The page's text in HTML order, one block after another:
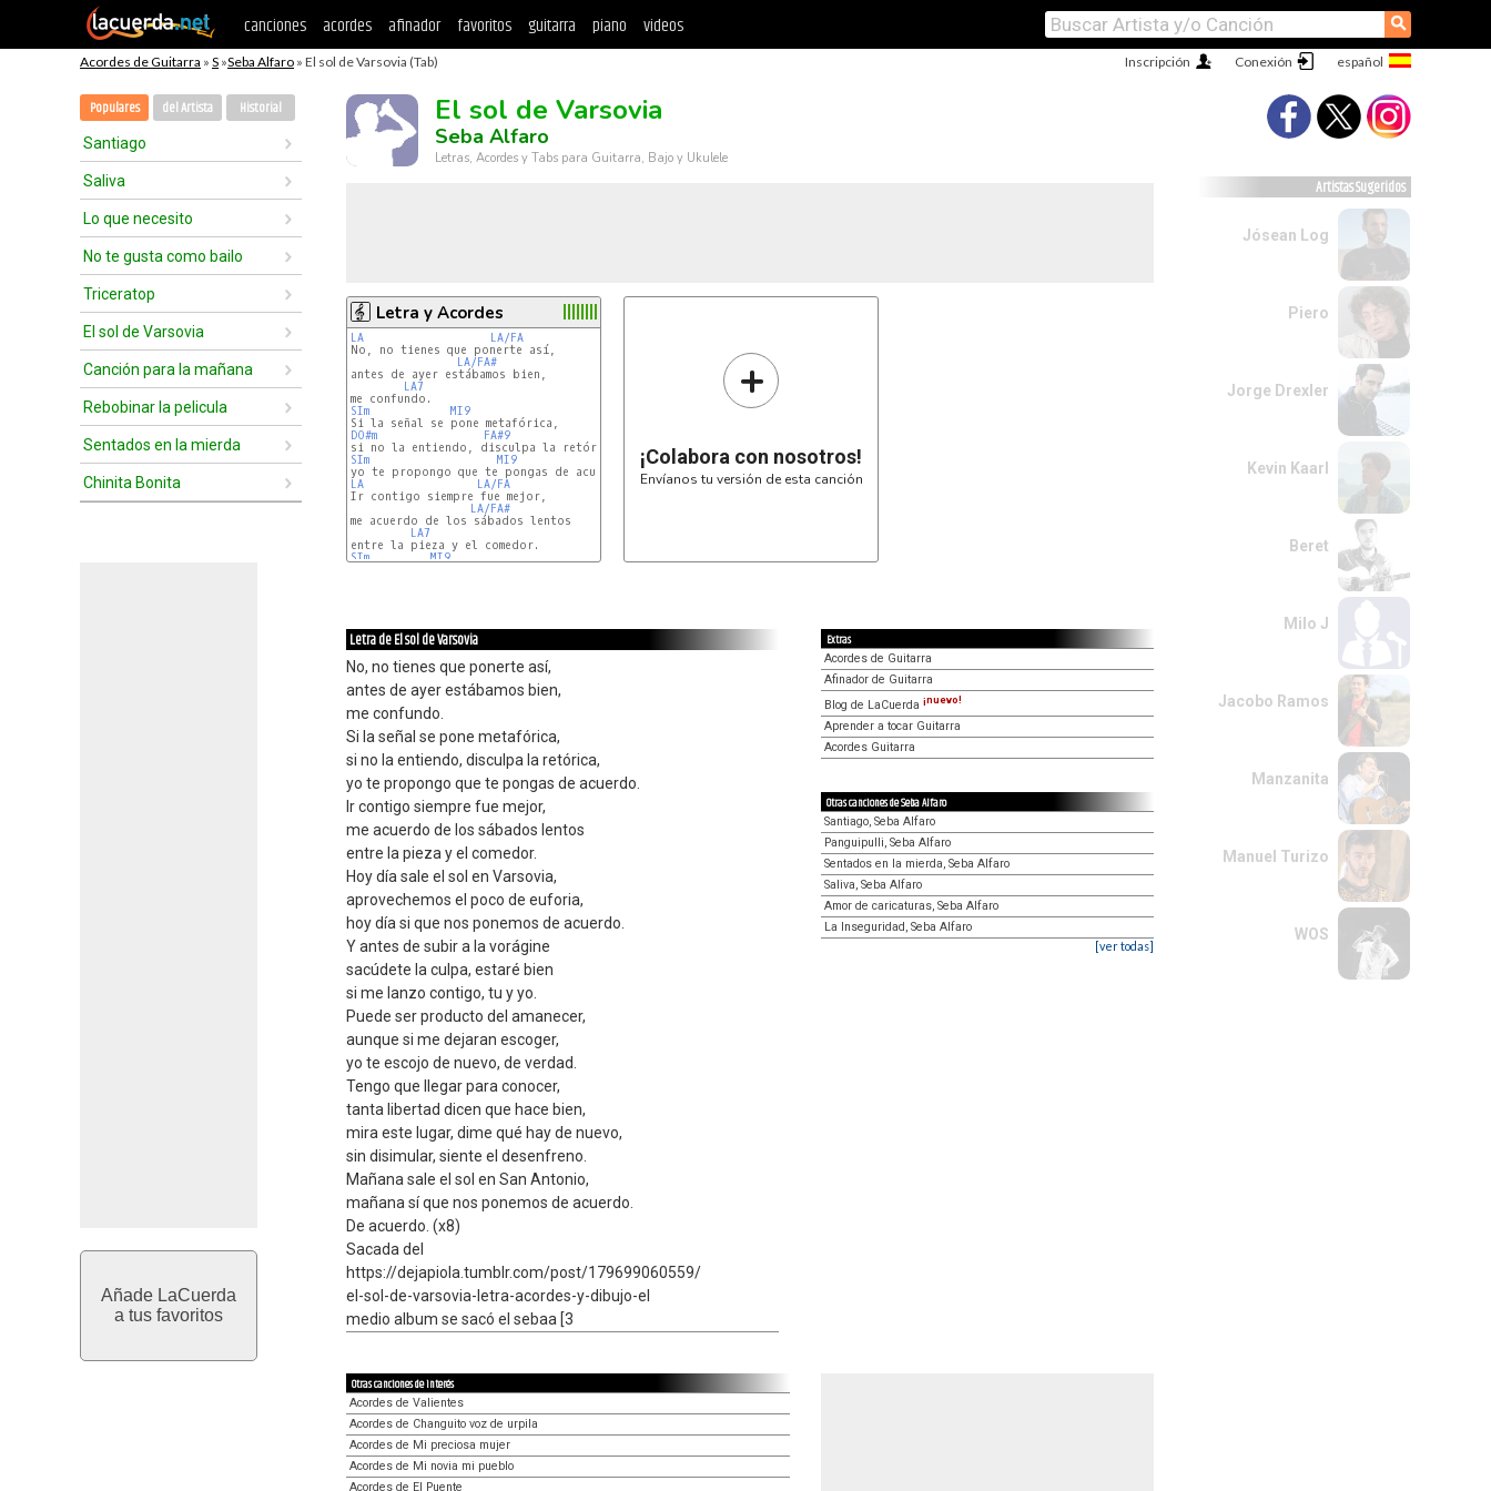
canciones acordes afinador favoritos guitarra piano videos ⚲
Acordes de Guitarra » S »Seba Alfaro » El sol de Varsovia (Tab) Conexión
Inscripción
Populares del Artista Historial
Santiago
Saliva
Lo que necesito
No te gusta como bailo
Triceratop
El sol de Varsovia
Canción para la mañana
Rebobinar la pelicula
Sentados en la mierda
Chinita Bonita
Añade LaCuerda
a tus favoritos
El sol de Varsovia
Seba Alfaro
Letras, Acordes y Tabs para Guitarra, Bajo y Ukulele
Letra y Acordes
LA
LA/FA
No, no tienes que ponerte así,
LA/FA#
antes de ayer estábamos bien,
LA7
SIm
MI9
DO#m
FA#9
SIm
MI9
LA
LA/FA
Ir contigo siempre fue mejor,
LA/FA#
me acuerdo de los sábados lentos
LA7
SIm
MI9
+
¡Colabora con nosotros!
Envíanos tu versión de esta canción
Letra de El sol de Varsovia
No, no tienes que ponerte así,
antes de ayer estábamos bien,
me confundo.
Si la señal se pone metafórica,
si no la entiendo, disculpa la retórica,
yo te propongo que te pongas de acuerdo.
Ir contigo siempre fue mejor,
me acuerdo de los sábados lentos
entre la pieza y el comedor.
Hoy día sale el sol en Varsovia,
aprovechemos el poco de euforia,
hoy día si que nos ponemos de acuerdo.
Y antes de subir a la vorágine
sacúdete la culpa, estaré bien
si me lanzo contigo, tu y yo.
Puede ser producto del amanecer,
aunque si me dejaran escoger,
yo te escojo de nuevo, de verdad.
Tengo que llegar para conocer,
tanta libertad dicen que hace bien,
mira este lugar, dime qué hay de nuevo,
sin disimular, siente el desenfreno.
Mañana sale el sol en San Antonio,
mañana sí que nos ponemos de acuerdo.
De acuerdo. (x8)
Sacada del
https://dejapiola.tumblr.com/post/179699060559/
el-sol-de-varsovia-letra-acordes-y-dibujo-el
medio album se sacó el sebaa [3
Extras
Acordes de Guitarra
Afinador de Guitarra
Blog de LaCuerda ¡nuevo!
Aprender a tocar Guitarra
Acordes Guitarra
Otras canciones de Seba Alfaro
Santiago, Seba Alfaro
Panguipulli, Seba Alfaro
Sentados en la mierda, Seba Alfaro
Saliva, Seba Alfaro
Amor de caricaturas, Seba Alfaro
La Inseguridad, Seba Alfaro
[ver todas]
Otras canciones de interés
Acordes de Valientes
Acordes de Changuito voz de urpila
Acordes de Mi preciosa mujer
Acordes de Mi novia mi pueblo
Acordes de El Puente
Artistas Sugeridos
Jósean Log
Piero
Jorge Drexler
Kevin Kaarl
Beret
Milo J
Jacobo Ramos
Manzanita
Manuel Turizo
WOS